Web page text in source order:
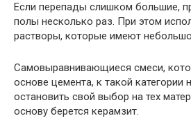
Если перепады слишком большие,
полы несколько раз. При этом
растворы, которые имеют
Самовыравнивающиеся смеси,
основе цемента, к такой категории
остановить свой выбор на тех
основу берется керамзит.